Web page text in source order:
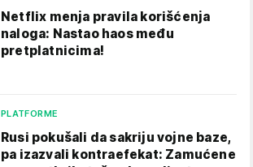
Netflix menja pravila korišćenja
naloga: Nastao haos među
pretplatnicima!
PLATFORME
Rusi pokušali da sakriju vojne baze,
pa izazvali kontraefekat: Zamućene